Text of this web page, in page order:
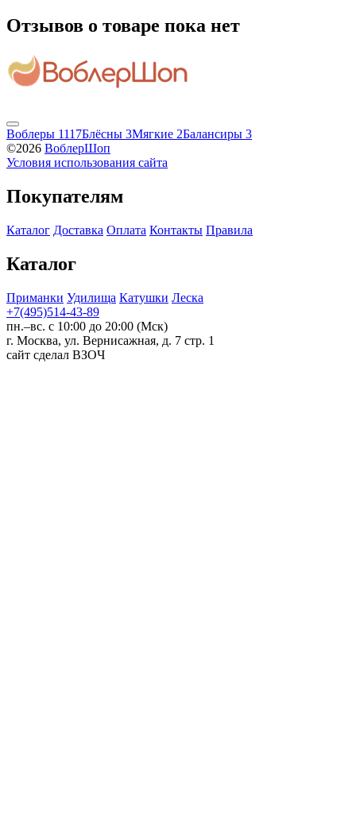
Отзывов о товаре пока нет
Воблеры 1117Блёсны 3Мягкие 2Балансиры 3
©2026 ВоблерШоп
Условия использования сайта
Покупателям
Каталог Доставка Оплата Контакты Правила
Каталог
Приманки Удилища Катушки Леска
+7(495)514-43-89
пн.–вс. с 10:00 до 20:00 (Мск)
г. Москва, ул. Вернисажная, д. 7 стр. 1
сайт сделал ВЗОЧ